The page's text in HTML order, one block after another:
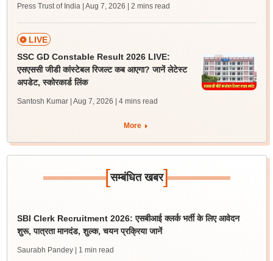
Press Trust of India | Aug 7, 2026 | 2 mins read
LIVE
SSC GD Constable Result 2026 LIVE:
एसएससी जीडी कांस्टेबल रिजल्ट कब आएगा? जानें लेटेस्ट
अपडेट, स्कोरकार्ड लिंक
Santosh Kumar | Aug 7, 2026 | 4 mins read
More
[सम्बंधित खबर]
SBI Clerk Recruitment 2026: एसबीआई क्लर्क भर्ती के लिए आवेदन
शुरू, पात्रता मानदंड, शुल्क, चयन प्रक्रिया जानें
Saurabh Pandey | 1 min read